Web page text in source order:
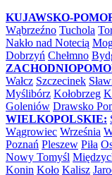
KUJAWSKO-
Wąbrzeźno Tuchola
Nakło nad Notecią
Dobrzyń Chełmno
Wałcz Szczecinek
Myślibórz Kołobrzeg
Goleniów Drawsko
WIELKOPOLSKIE:
Wągrowiec Września
Poznań Pleszew Piła
Nowy Tomyśl
Konin Koło Kalisz